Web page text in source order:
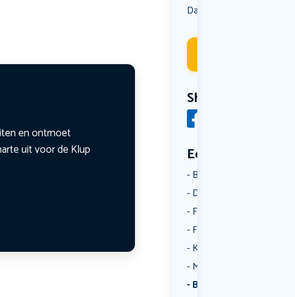
Dansen
Share
Een aantal
Borrelen
Dansen
Fietsen
Film
Kunst & Cultuur
Muziek
Bekijk alle categorieën
en ontmoet
uit voor de Klup